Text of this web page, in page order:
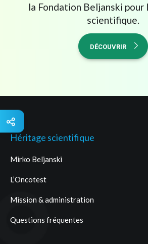
la Fondation Beljanski pour
scientifique.
DÉCOUVRIR
Héritage scientifique
Mirko Beljanski
L’Oncotest
Mission & administration
Questions fréquentes